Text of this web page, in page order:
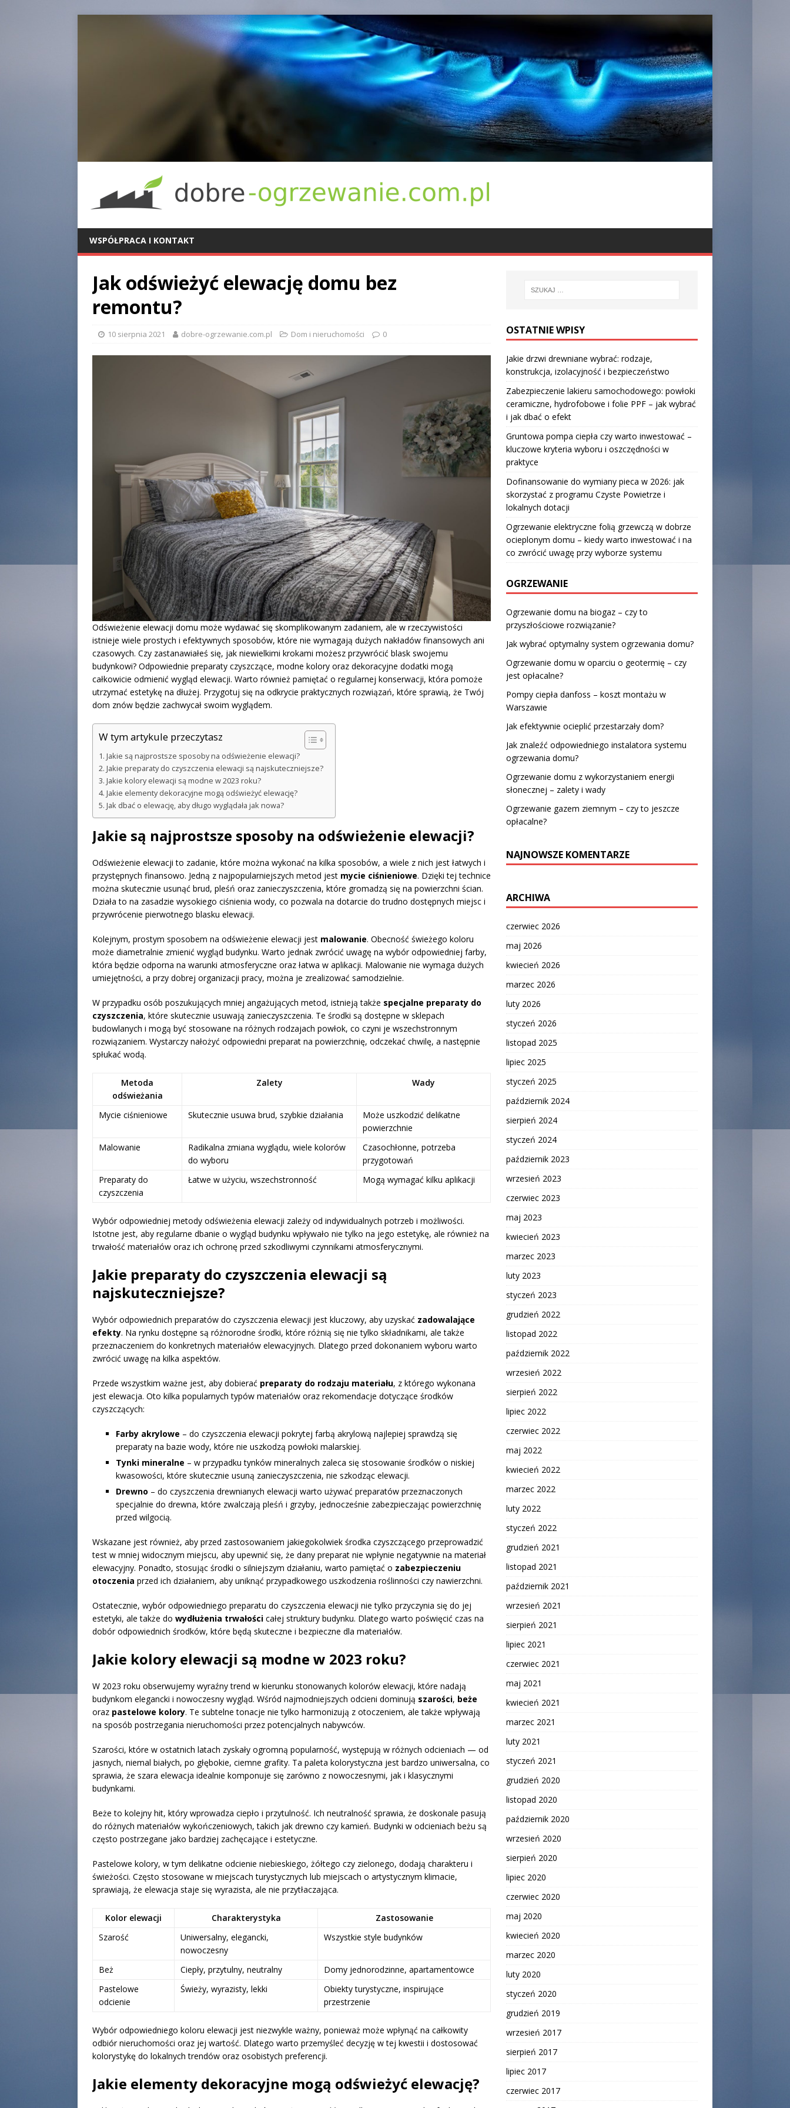
WSPÓŁPRACA I KONTAKT
Jak odświeżyć elewację domu bez
remontu?
10 sierpnia 2021 dobre-ogrzewanie.com.pl Dom i nieruchomości 0
Odświeżenie elewacji domu może wydawać się skomplikowanym zadaniem, ale w rzeczywistości
istnieje wiele prostych i efektywnych sposobów, które nie wymagają dużych nakładów finansowych ani
czasowych. Czy zastanawiałeś się, jak niewielkimi krokami możesz przywrócić blask swojemu
budynkowi? Odpowiednie preparaty czyszczące, modne kolory oraz dekoracyjne dodatki mogą
całkowicie odmienić wygląd elewacji. Warto również pamiętać o regularnej konserwacji, która pomoże
utrzymać estetykę na dłużej. Przygotuj się na odkrycie praktycznych rozwiązań, które sprawią, że Twój
dom znów będzie zachwycał swoim wyglądem.
W tym artykule przeczytasz
Jakie są najprostsze sposoby na odświeżenie elewacji?
Jakie preparaty do czyszczenia elewacji są najskuteczniejsze?
Jakie kolory elewacji są modne w 2023 roku?
Jakie elementy dekoracyjne mogą odświeżyć elewację?
Jak dbać o elewację, aby długo wyglądała jak nowa?
Jakie są najprostsze sposoby na odświeżenie elewacji?
Odświeżenie elewacji to zadanie, które można wykonać na kilka sposobów, a wiele z nich jest łatwych i
przystępnych finansowo. Jedną z najpopularniejszych metod jest mycie ciśnieniowe. Dzięki tej technice
można skutecznie usunąć brud, pleśń oraz zanieczyszczenia, które gromadzą się na powierzchni ścian.
Działa to na zasadzie wysokiego ciśnienia wody, co pozwala na dotarcie do trudno dostępnych miejsc i
przywrócenie pierwotnego blasku elewacji.
Kolejnym, prostym sposobem na odświeżenie elewacji jest malowanie. Obecność świeżego koloru
może diametralnie zmienić wygląd budynku. Warto jednak zwrócić uwagę na wybór odpowiedniej farby,
która będzie odporna na warunki atmosferyczne oraz łatwa w aplikacji. Malowanie nie wymaga dużych
umiejętności, a przy dobrej organizacji pracy, można je zrealizować samodzielnie.
W przypadku osób poszukujących mniej angażujących metod, istnieją także specjalne preparaty do
czyszczenia, które skutecznie usuwają zanieczyszczenia. Te środki są dostępne w sklepach
budowlanych i mogą być stosowane na różnych rodzajach powłok, co czyni je wszechstronnym
rozwiązaniem. Wystarczy nałożyć odpowiedni preparat na powierzchnię, odczekać chwilę, a następnie
spłukać wodą.
Metoda
odświeżania
Zalety Wady
Mycie ciśnieniowe Skutecznie usuwa brud, szybkie działania
Może uszkodzić delikatne
powierzchnie
Malowanie
Radikalna zmiana wyglądu, wiele kolorów
do wyboru
Czasochłonne, potrzeba
przygotowań
Preparaty do
czyszczenia
Łatwe w użyciu, wszechstronność Mogą wymagać kilku aplikacji
Wybór odpowiedniej metody odświeżenia elewacji zależy od indywidualnych potrzeb i możliwości.
Istotne jest, aby regularne dbanie o wygląd budynku wpływało nie tylko na jego estetykę, ale również na
trwałość materiałów oraz ich ochronę przed szkodliwymi czynnikami atmosferycznymi.
Jakie preparaty do czyszczenia elewacji są
najskuteczniejsze?
Wybór odpowiednich preparatów do czyszczenia elewacji jest kluczowy, aby uzyskać zadowalające
efekty. Na rynku dostępne są różnorodne środki, które różnią się nie tylko składnikami, ale także
przeznaczeniem do konkretnych materiałów elewacyjnych. Dlatego przed dokonaniem wyboru warto
zwrócić uwagę na kilka aspektów.
Przede wszystkim ważne jest, aby dobierać preparaty do rodzaju materiału, z którego wykonana
jest elewacja. Oto kilka popularnych typów materiałów oraz rekomendacje dotyczące środków
czyszczących:
Farby akrylowe – do czyszczenia elewacji pokrytej farbą akrylową najlepiej sprawdzą się
preparaty na bazie wody, które nie uszkodzą powłoki malarskiej.
Tynki mineralne – w przypadku tynków mineralnych zaleca się stosowanie środków o niskiej
kwasowości, które skutecznie usuną zanieczyszczenia, nie szkodząc elewacji.
Drewno – do czyszczenia drewnianych elewacji warto używać preparatów przeznaczonych
specjalnie do drewna, które zwalczają pleśń i grzyby, jednocześnie zabezpieczając powierzchnię
przed wilgocią.
Wskazane jest również, aby przed zastosowaniem jakiegokolwiek środka czyszczącego przeprowadzić
test w mniej widocznym miejscu, aby upewnić się, że dany preparat nie wpłynie negatywnie na materiał
elewacyjny. Ponadto, stosując środki o silniejszym działaniu, warto pamiętać o zabezpieczeniu
otoczenia przed ich działaniem, aby uniknąć przypadkowego uszkodzenia roślinności czy nawierzchni.
Ostatecznie, wybór odpowiedniego preparatu do czyszczenia elewacji nie tylko przyczynia się do jej
estetyki, ale także do wydłużenia trwałości całej struktury budynku. Dlatego warto poświęcić czas na
dobór odpowiednich środków, które będą skuteczne i bezpieczne dla materiałów.
Jakie kolory elewacji są modne w 2023 roku?
W 2023 roku obserwujemy wyraźny trend w kierunku stonowanych kolorów elewacji, które nadają
budynkom elegancki i nowoczesny wygląd. Wśród najmodniejszych odcieni dominują szarości, beże
oraz pastelowe kolory. Te subtelne tonacje nie tylko harmonizują z otoczeniem, ale także wpływają
na sposób postrzegania nieruchomości przez potencjalnych nabywców.
Szarości, które w ostatnich latach zyskały ogromną popularność, występują w różnych odcieniach — od
jasnych, niemal białych, po głębokie, ciemne grafity. Ta paleta kolorystyczna jest bardzo uniwersalna, co
sprawia, że szara elewacja idealnie komponuje się zarówno z nowoczesnymi, jak i klasycznymi
budynkami.
Beże to kolejny hit, który wprowadza ciepło i przytulność. Ich neutralność sprawia, że doskonale pasują
do różnych materiałów wykończeniowych, takich jak drewno czy kamień. Budynki w odcieniach beżu są
często postrzegane jako bardziej zachęcające i estetyczne.
Pastelowe kolory, w tym delikatne odcienie niebieskiego, żółtego czy zielonego, dodają charakteru i
świeżości. Często stosowane w miejscach turystycznych lub miejscach o artystycznym klimacie,
sprawiają, że elewacja staje się wyrazista, ale nie przytłaczająca.
Kolor elewacji Charakterystyka
Zastosowanie
Szarość
Uniwersalny, elegancki,
nowoczesny
Wszystkie style budynków
Beż Ciepły, przytulny, neutralny
Domy jednorodzinne, apartamentowce
Pastelowe
odcienie
Świeży, wyrazisty, lekki
Obiekty turystyczne, inspirujące
przestrzenie
Wybór odpowiedniego koloru elewacji jest niezwykle ważny, ponieważ może wpłynąć na całkowity
odbiór nieruchomości oraz jej wartość. Dlatego warto przemyśleć decyzję w tej kwestii i dostosować
kolorystykę do lokalnych trendów oraz osobistych preferencji.
Jakie elementy dekoracyjne mogą odświeżyć elewację?
OSTATNIE WPISY
Jakie drzwi drewniane wybrać: rodzaje,
konstrukcja, izolacyjność i bezpieczeństwo
Zabezpieczenie lakieru samochodowego: powłoki
ceramiczne, hydrofobowe i folie PPF – jak wybrać
i jak dbać o efekt
Gruntowa pompa ciepła czy warto inwestować –
kluczowe kryteria wyboru i oszczędności w
praktyce
Dofinansowanie do wymiany pieca w 2026: jak
skorzystać z programu Czyste Powietrze i
lokalnych dotacji
Ogrzewanie elektryczne folią grzewczą w dobrze
ocieplonym domu – kiedy warto inwestować i na
co zwrócić uwagę przy wyborze systemu
OGRZEWANIE
Ogrzewanie domu na biogaz – czy to
przyszłościowe rozwiązanie?
Jak wybrać optymalny system ogrzewania domu?
Ogrzewanie domu w oparciu o geotermię – czy
jest opłacalne?
Pompy ciepła danfoss – koszt montażu w
Warszawie
Jak efektywnie ocieplić przestarzały dom?
Jak znaleźć odpowiedniego instalatora systemu
ogrzewania domu?
Ogrzewanie domu z wykorzystaniem energii
słonecznej – zalety i wady
Ogrzewanie gazem ziemnym – czy to jeszcze
opłacalne?
NAJNOWSZE KOMENTARZE
ARCHIWA
czerwiec 2026
maj 2026
kwiecień 2026
marzec 2026
luty 2026
styczeń 2026
listopad 2025
lipiec 2025
styczeń 2025
październik 2024
sierpień 2024
styczeń 2024
październik 2023
wrzesień 2023
czerwiec 2023
maj 2023
kwiecień 2023
marzec 2023
luty 2023
styczeń 2023
grudzień 2022
listopad 2022
październik 2022
wrzesień 2022
sierpień 2022
lipiec 2022
czerwiec 2022
maj 2022
kwiecień 2022
marzec 2022
luty 2022
styczeń 2022
grudzień 2021
listopad 2021
październik 2021
wrzesień 2021
sierpień 2021
lipiec 2021
czerwiec 2021
maj 2021
kwiecień 2021
marzec 2021
luty 2021
styczeń 2021
grudzień 2020
listopad 2020
październik 2020
wrzesień 2020
sierpień 2020
lipiec 2020
czerwiec 2020
maj 2020
kwiecień 2020
marzec 2020
luty 2020
styczeń 2020
grudzień 2019
wrzesień 2017
sierpień 2017
lipiec 2017
czerwiec 2017